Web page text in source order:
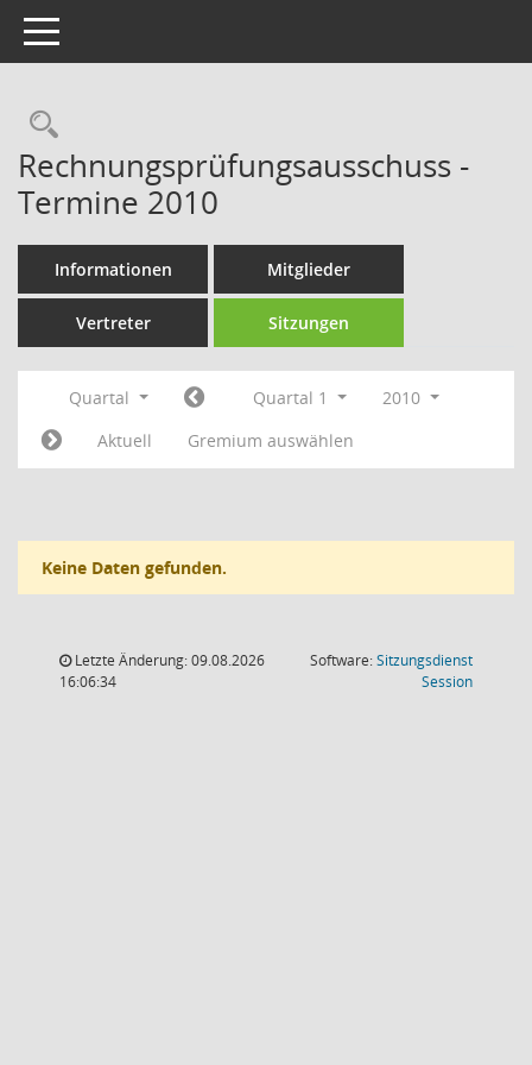
Toggle navigation
Rechercheauswahl
Rechnungsprüfungsausschuss -
Termine 2010
Informationen Mitglieder
Vertreter Sitzungen
Quartal Quartal 1
2010
Aktuell
Gremium auswählen
Keine Daten gefunden.
Letzte Änderung: 09.08.2026
16:06:34
Software:Sitzungsdienst
Session(Wird in